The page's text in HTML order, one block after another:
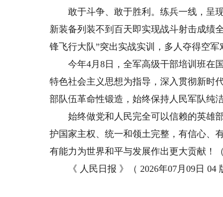
敢于斗争、敢于胜利。练兵一线，呈现
新装备列装不到百天即实现战斗射击成绩
锋飞行大队”突出实战实训，多人夺得空军
今年4月8日，全军高级干部培训班在国
特色社会主义思想为指导，深入贯彻新时
部队伍革命性锻造，始终保持人民军队纯
始终做党和人民完全可以信赖的英雄部
护国家主权、统一和领土完整，有信心、
有能力为世界和平与发展作出更大贡献！
《 人民日报 》（ 2026年07月09日 04